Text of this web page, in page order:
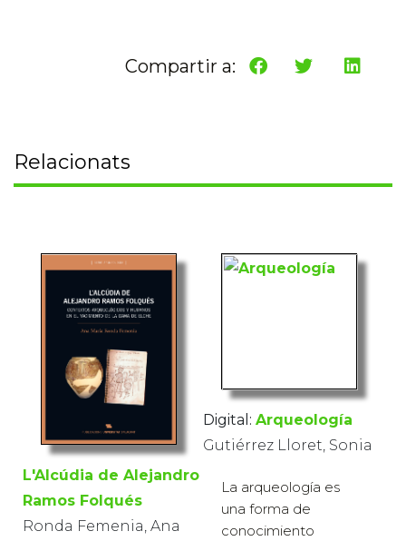
Compartir a:
Relacionats
L'Alcúdia de Alejandro
Ramos Folqués
Ronda Femenia, Ana
Digital: Arqueología
Gutiérrez Lloret, Sonia
La arqueología es
una forma de
conocimiento